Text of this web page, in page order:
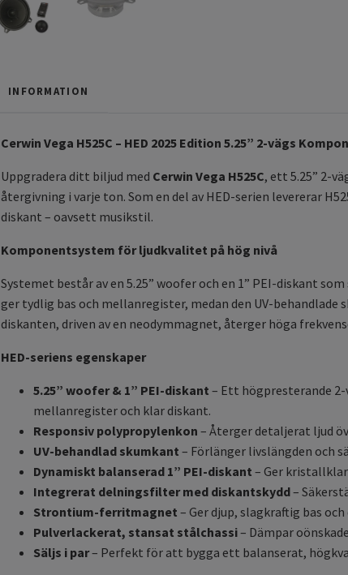
INFORMATION
Cerwin Vega H525C – HED 2025 Edition 5.25” 2-vägs
Uppgradera ditt biljud med Cerwin Vega H525C, ett 5.25” 2-
återgivning i varje ton. Som en del av HED-serien levererar
diskant – oavsett musikstil.
Komponentsystem för ljudkvalitet på hög nivå
Systemet består av en 5.25” woofer och en 1” PEI-diskant
ger tydlig bas och mellanregister, medan den UV-
diskanten, driven av en neodymmagnet, återger höga
HED-seriens egenskaper
5.25” woofer & 1” PEI-diskant – Ett högpresterande
mellanregister och klar diskant.
Responsiv polypropylenkon – Återger detaljerat ljud
UV-behandlad skumkant – Förlänger livslängden och
Dynamiskt balanserad 1” PEI-diskant – Ger
Integrerat delningsfilter med diskantskydd–
Strontium-ferritmagnet – Ger djup, slagkraftig bas
Pulverlackerat, stansat stålchassi– Dämpar
Säljs i par– Perfekt för att bygga ett balanserat,